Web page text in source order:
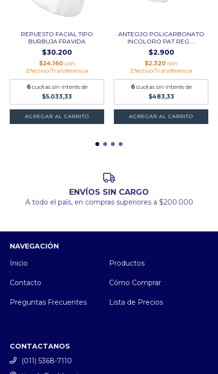
REPUESTO FACIAL TIPO
BURBUJA FRAVIDA
$30.200
$24.160 con
Efectivo/Transferencia
6 cuotas sin interés de
$5.033,33
AGREGAR AL CARRITO
ANTEOJO POLICARBONATO
INCOLORO PAT.REG....
$2.900
$2.320 con
Efectivo/Transferencia
6 cuotas sin interés de
$483,33
ENVÍOS SIN CARGO
A todo el país, en compras superiores a $200.000
NAVEGACIÓN
Inicio
Productos
Contacto Cómo Comprar
Preguntas Frecuentes Lista de Precios
CONTACTANOS
(011) 5368-7110